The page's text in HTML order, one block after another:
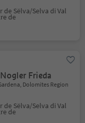
de Sëlva/Selva di Val
de
Frieda
Dolomites Region
de Sëlva/Selva di Val
de